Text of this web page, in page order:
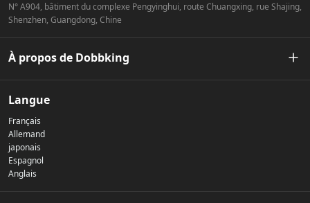
N° A904, bâtiment du complexe Pengyinghui, route Chuangxing, rue Shajing,
Shenzhen, Guangdong, Chine
À propos de Dobbking
Notre histoire
Politique de confidentialité
Nous contacter
Langue
Français
Allemand
japonais
Espagnol
Anglais